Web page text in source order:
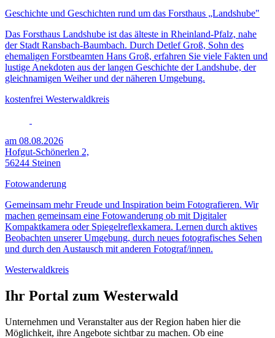
Geschichte und Geschichten rund um das Forsthaus „Landshube"
Das Forsthaus Landshube ist das älteste in Rheinland-Pfalz, nahe
der Stadt Ransbach-Baumbach. Durch Detlef Groß, Sohn des
ehemaligen Forstbeamten Hans Groß, erfahren Sie viele Fakten und
lustige Anekdoten aus der langen Geschichte der Landshube, der
gleichnamigen Weiher und der näheren Umgebung.
kostenfrei Westerwaldkreis
am 08.08.2026
Hofgut-Schönerlen 2,
56244 Steinen
Fotowanderung
Gemeinsam mehr Freude und Inspiration beim Fotografieren. Wir
machen gemeinsam eine Fotowanderung ob mit Digitaler
Kompaktkamera oder Spiegelreflexkamera. Lernen durch aktives
Beobachten unserer Umgebung, durch neues fotografisches Sehen
und durch den Austausch mit anderen Fotograf/innen.
Westerwaldkreis
Ihr Portal zum Westerwald
Unternehmen und Veranstalter aus der Region haben hier die
Möglichkeit, ihre Angebote sichtbar zu machen. Ob eine